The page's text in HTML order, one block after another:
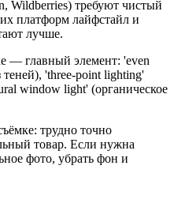
Wildberries) требуют чистый
платформ лайфстайл и
лучше.
— главный элемент: 'even
'three-point lighting'
window light' (органическое
трудно точно
товар. Если нужна
фото, убрать фон и